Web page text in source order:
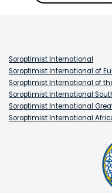
Soroptimist International
Soroptimist International of
Soroptimist International of
Soroptimist International
Soroptimist International
Soroptimist International